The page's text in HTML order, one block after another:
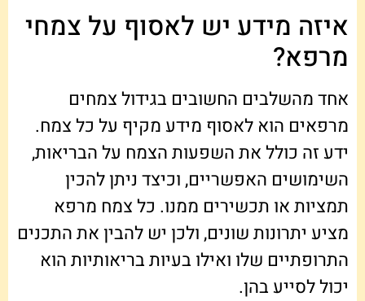
איזה מידע יש לאסוף על צמחי
מרפא?
אחד מהשלבים החשובים בגידול צמחים
מרפאים הוא לאסוף מידע מקיף על כל צמח.
ידע זה כולל את השפעות הצמח על הבריאות,
השימושים האפשריים, וכיצד ניתן להכין
תמציות או תכשירים ממנו. כל צמח מרפא
מציע יתרונות שונים, ולכן יש להבין את התכנים
התרופתיים שלו ואילו בעיות בריאותיות הוא
יכול לסייע בהן.